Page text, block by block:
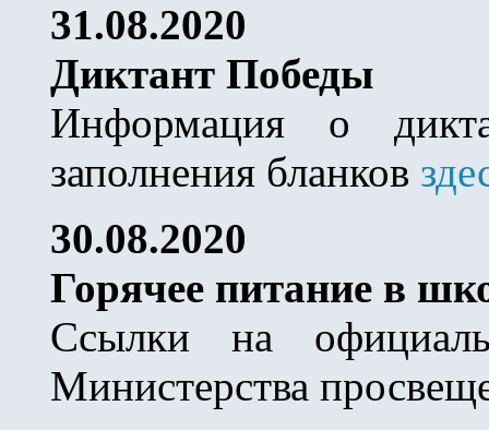
31.08.2020
Диктант Победы
Информация о
заполнения бланков
30.08.2020
Горячее питание в
Ссылки на
Министерства